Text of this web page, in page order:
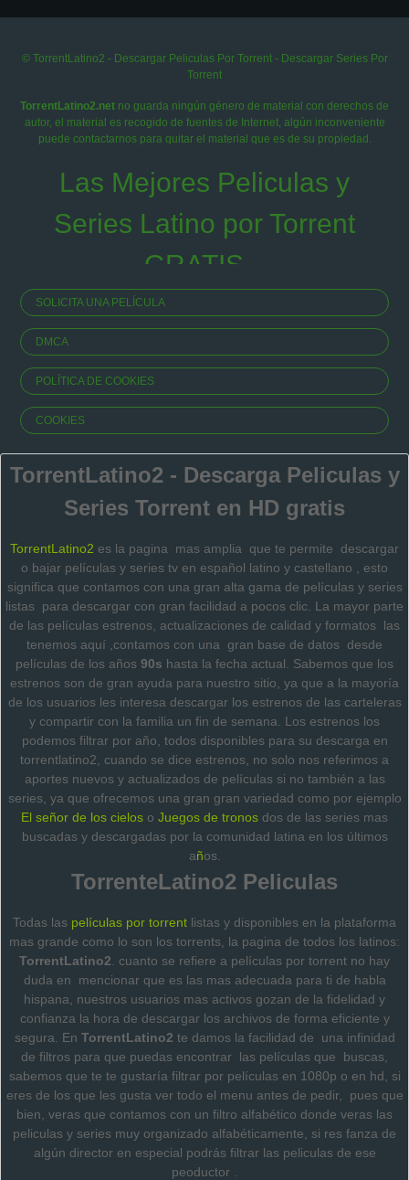
© TorrentLatino2 - Descargar Peliculas Por Torrent - Descargar Series Por
Torrent
TorrentLatino2.net no guarda ningún género de material con derechos de
autor, el material es recogido de fuentes de Internet, algún inconveniente
puede contactarnos para quitar el material que es de su propiedad.
Las Mejores Peliculas y
Series Latino por Torrent
GRATIS...
SOLICITA UNA PELÍCULA
DMCA
POLÍTICA DE COOKIES
COOKIES
TorrentLatino2 - Descarga Peliculas y
Series Torrent en HD gratis
TorrentLatino2 es la pagina mas amplia que te permite descargar
o bajar películas y series tv en español latino y castellano , esto
significa que contamos con una gran alta gama de películas y series
listas para descargar con gran facilidad a pocos clic. La mayor parte
de las películas estrenos, actualizaciones de calidad y formatos las
tenemos aquí ,contamos con una gran base de datos desde
películas de los años 90s hasta la fecha actual. Sabemos que los
estrenos son de gran ayuda para nuestro sitio, ya que a la mayoría
de los usuarios les interesa descargar los estrenos de las carteleras
y compartir con la familia un fin de semana. Los estrenos los
podemos filtrar por año, todos disponibles para su descarga en
torrentlatino2, cuando se dice estrenos, no solo nos referimos a
aportes nuevos y actualizados de películas si no también a las
series, ya que ofrecemos una gran gran variedad como por ejemplo
El señor de los cielos o Juegos de tronos dos de las series mas
buscadas y descargadas por la comunidad latina en los últimos
años.
TorrenteLatino2 Peliculas
Todas las películas por torrent listas y disponibles en la plataforma
mas grande como lo son los torrents, la pagina de todos los latinos:
TorrentLatino2. cuanto se refiere a películas por torrent no hay
duda en mencionar que es las mas adecuada para ti de habla
hispana, nuestros usuarios mas activos gozan de la fidelidad y
confianza la hora de descargar los archivos de forma eficiente y
segura. En TorrentLatino2 te damos la facilidad de una infinidad
de filtros para que puedas encontrar las películas que buscas,
sabemos que te te gustaría filtrar por películas en 1080p o en hd, si
eres de los que les gusta ver todo el menu antes de pedir, pues que
bien, veras que contamos con un filtro alfabético donde veras las
peliculas y series muy organizado alfabéticamente, si res fanza de
algún director en especial podrás filtrar las peliculas de ese
peoductor .